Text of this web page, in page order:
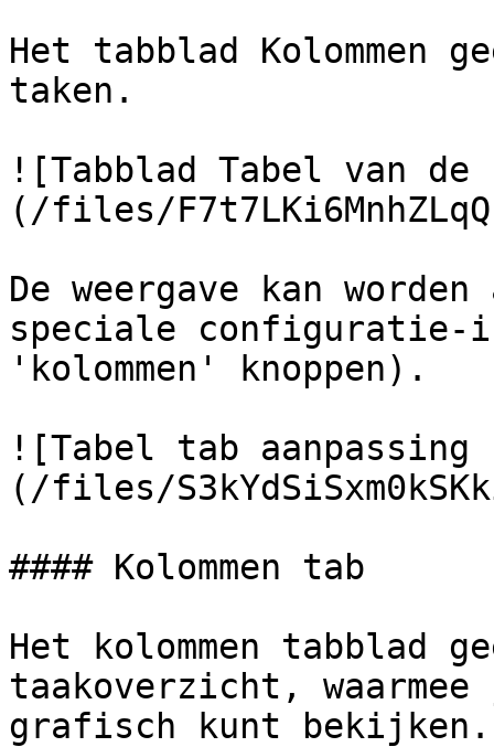
Het tabblad
taken.
![Tabblad Tabel van de
(/files/
De weergave kan
speciale
'kolommen' knoppen).
![Tabel tab aanpassing
(/files/
#### Kolommen tab
Het kolommen tabblad
taakoverzicht,
grafisch kunt bekijken.